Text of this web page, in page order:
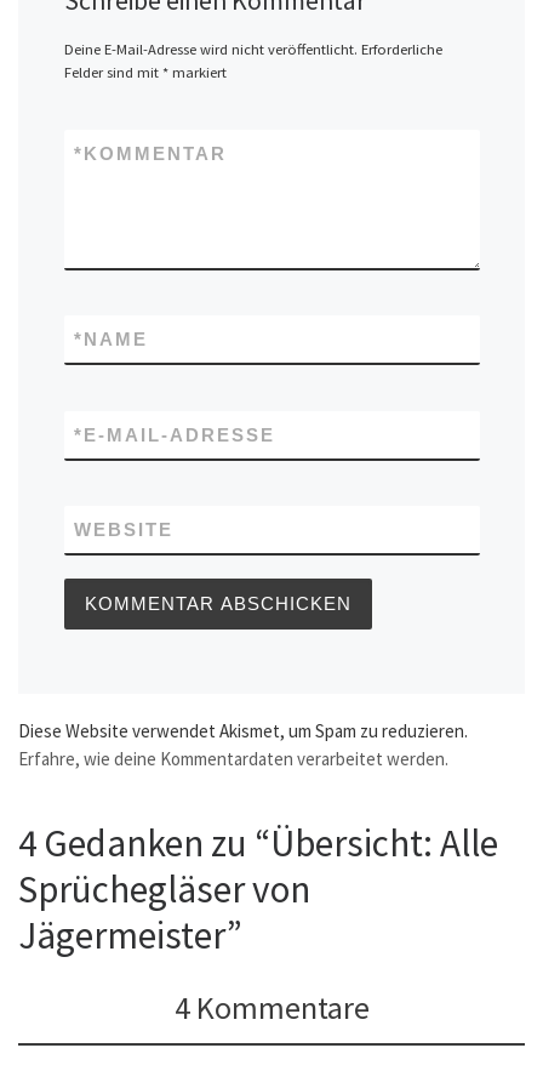
Deine E-Mail-Adresse wird nicht veröffentlicht. Erforderliche
Felder sind mit *markiert
KOMMENTAR
*
NAME
*
E-MAIL-ADRESSE
*
WEBSITE
Diese Website verwendet Akismet, um Spam zu reduzieren.
Erfahre, wie deine Kommentardaten verarbeitet werden.
4 Gedanken zu “Übersicht: Alle
Sprüchegläser von
Jägermeister”
4 Kommentare